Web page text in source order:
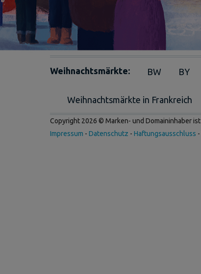
Weihnachtsmärkte: BW BY
Weihnachtsmärkte in Frankreich
Copyright 2026 © Marken- und Domaininhaber ist
Impressum - Datenschutz - Haftungsausschluss -